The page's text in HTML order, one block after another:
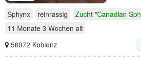
Sphynx reinrassig
Zucht "Canadian
11 Monate 3 Wochen alt
56072 Koblenz